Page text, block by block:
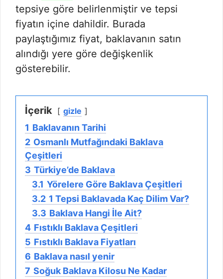
tepsiye göre belirlenmiştir ve tepsi
fiyatın içine dahildir. Burada
paylaştığımız fiyat, baklavanın satın
alındığı yere göre değişkenlik
gösterebilir.
İçerik gizle
1 Baklavanın Tarihi
2 Osmanlı Mutfağındaki Baklava
Çeşitleri
3 Türkiye’de Baklava
3.1 Yörelere Göre Baklava Çeşitleri
3.2 1 Tepsi Baklavada Kaç Dilim Var?
3.3 Baklava Hangi İle Ait?
4 Fıstıklı Baklava Çeşitleri
5 Fıstıklı Baklava Fiyatları
6 Baklava nasıl yenir
7 Soğuk Baklava Kilosu Ne Kadar